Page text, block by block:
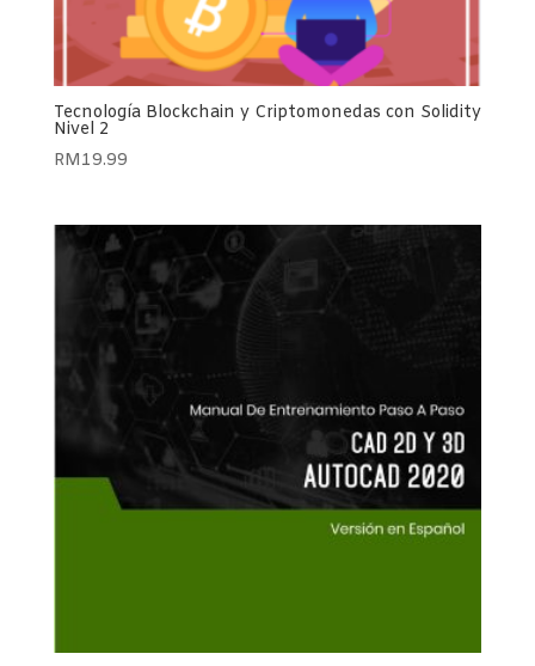
Tecnología Blockchain y Criptomonedas con Solidity
Nivel 2
RM19.99